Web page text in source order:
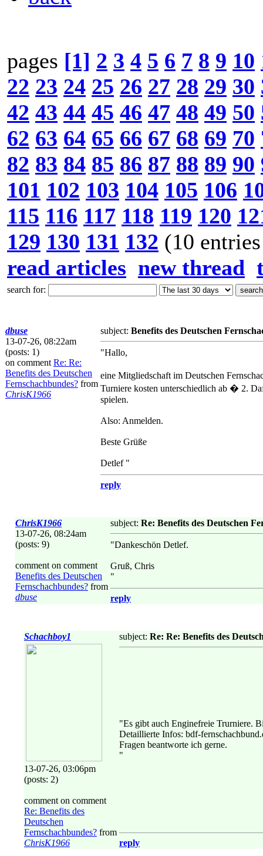
pages [1] 2 3 4 5 6 7 8 9 10
22 23 24 25 26 27 28 29 30
42 43 44 45 46 47 48 49 50
62 63 64 65 66 67 68 69 70
82 83 84 85 86 87 88 89 90
101 102 103 104 105 106
115 116 117 118 119 120
129 130 131 132 (10
read articles new thread
search for:
dbuse
13-07-26, 08:22am
(posts: 1)
on comment Re: Re:
Benefits des Deutschen
Fernschachbundes? from
ChrisK1966
subject: Benefits des Deutschen
"Hallo,
eine Mitgliedschaft im Deutschen
Turniere kosten unterschiedlich ab � 2.
spielen.
Also: Anmelden.
Beste Grüße
Detlef "
reply
ChrisK1966
13-07-26, 08:24am
(posts: 9)
comment on comment
Benefits des Deutschen
Fernschachbundes? from
dbuse
subject: Re: Benefits des Deutschen
"Dankeschön Detlef.
Gruß, Chris
"
reply
Schachboy1
13-07-26, 03:06pm
(posts: 2)
comment on comment
Re: Benefits des
Deutschen
Fernschachbundes? from
ChrisK1966
subject: Re: Re: Benefits des
"Es gibt auch Enginefreie Trurniere.
Detaillierte Infos: bdf-
Fragen beantworte ich gerne.
"
reply